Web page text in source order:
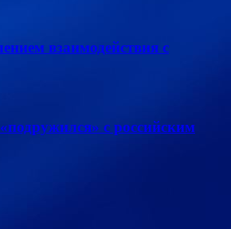
взаимодействия с
с российским